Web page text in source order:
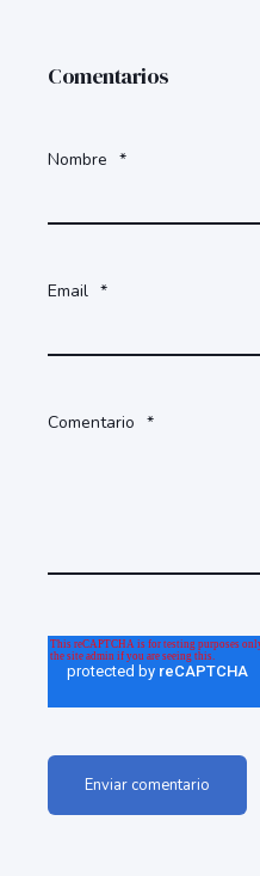
Comentarios
Nombre *
Email *
Comentario *